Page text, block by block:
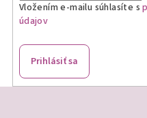
Vložením e-mailu súhlasíte s
údajov
Prihlásiť sa